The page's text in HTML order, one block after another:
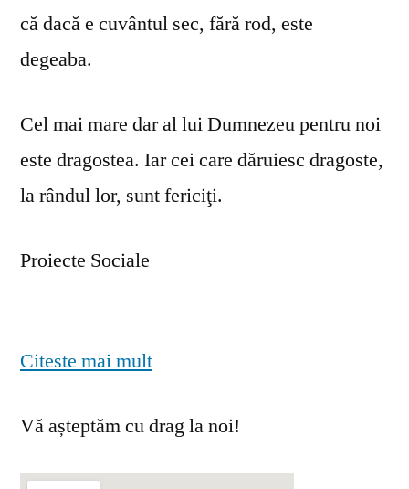
că dacă e cuvântul sec, fără rod, este
degeaba.
Cel mai mare dar al lui Dumnezeu pentru noi
este dragostea. Iar cei care dăruiesc dragoste,
la rândul lor, sunt fericiţi.
Proiecte Sociale
Citeste mai mult
Vă așteptăm cu drag la noi!